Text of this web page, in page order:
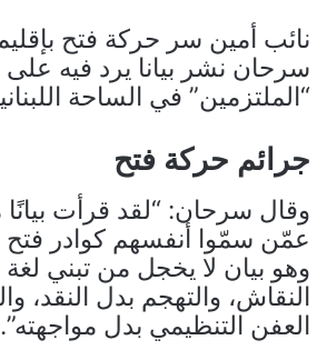
نائب أمين سر حركة فتح
سرحان نشر بيانا يرد فيه على
“الملتزمين” في الساحة
جرائم حركة فتح
وقال سرحان: “لقد قرأت بيانًا
عمّن سمّوا أنفسهم كوادر فتح
وهو بيان لا يخجل من تبني لغة
النقاش، والتهجم بدل النقد،
العفن التنظيمي بدل مواجهته”.